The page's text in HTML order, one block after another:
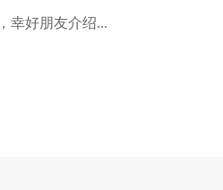
幸好朋友介绍...